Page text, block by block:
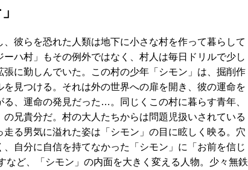
彼らを恐れた人類は地下に小さな村を作って暮らして
ーハ村」もその例外ではなく、村人は毎日ドリルで少し
張に勤しんでいた。この村の少年「シモン」は、掘削作
見つける。それは外の世界への扉を開き、彼の運命を
る、運命の発見だった…。同じくこの村に暮らす青年、
の兄貴分だ。村の大人たちからは問題児扱いされている
走る男気に溢れた姿は「シモン」の目に眩しく映る。穴
、自分に自信を持てなかった「シモン」に「お前を信じ
など、「シモン」の内面を大きく変える人物。少々無鉄